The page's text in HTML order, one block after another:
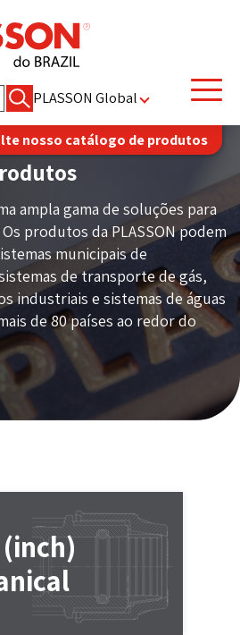
PLASSON Global
nosso catálogo de produtos
ampla gama de soluções para
produtos da PLASSON podem
municipais de
de transporte de gás,
industriais e sistemas de águas
de 80 países ao redor do
(inch)